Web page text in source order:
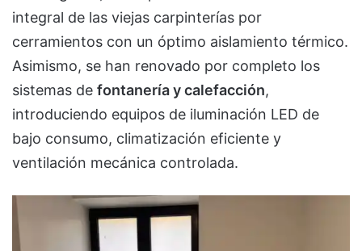
integral de las viejas carpinterías por
cerramientos con un óptimo aislamiento térmico.
Asimismo, se han renovado por completo los
sistemas de fontanería y calefacción,
introduciendo equipos de iluminación LED de
bajo consumo, climatización eficiente y
ventilación mecánica controlada.